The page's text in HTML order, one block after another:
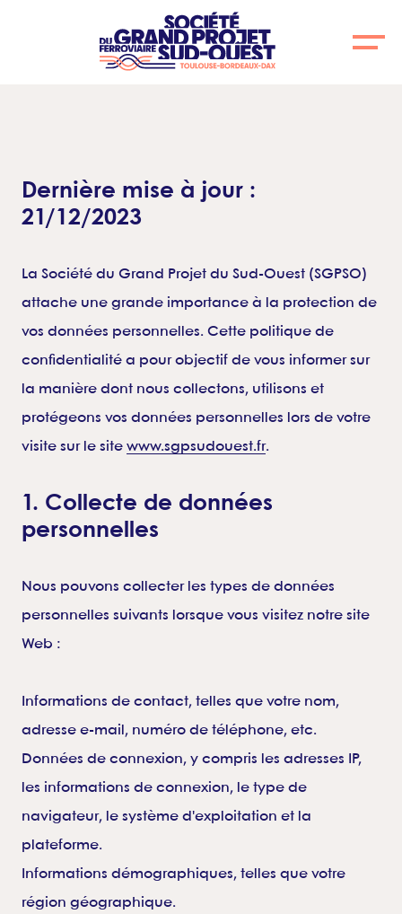
Dernière mise à jour :
21/12/2023
La Société du Grand Projet du Sud-Ouest (SGPSO)
attache une grande importance à la protection de
vos données personnelles. Cette politique de
confidentialité a pour objectif de vous informer sur
la manière dont nous collectons, utilisons et
protégeons vos données personnelles lors de votre
visite sur le site www.sgpsudouest.fr.
1. Collecte de données
personnelles
Nous pouvons collecter les types de données
personnelles suivants lorsque vous visitez notre site
Web :
Informations de contact, telles que votre nom,
adresse e-mail, numéro de téléphone, etc.
Données de connexion, y compris les adresses IP,
les informations de connexion, le type de
navigateur, le système d'exploitation et la
plateforme.
Informations démographiques, telles que votre
région géographique.
Cookies management panel